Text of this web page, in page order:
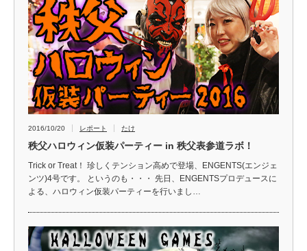
2016/10/20 レポート たけ
秩父ハロウィン仮装パーティー in 秩父表参道ラボ！
Trick or Treat！ 珍しくテンション高めで登場、ENGENTS(エンジェ
ンツ)4号です。 というのも・・・ 先日、ENGENTSプロデュースに
よる、ハロウィン仮装パーティーを行いまし…